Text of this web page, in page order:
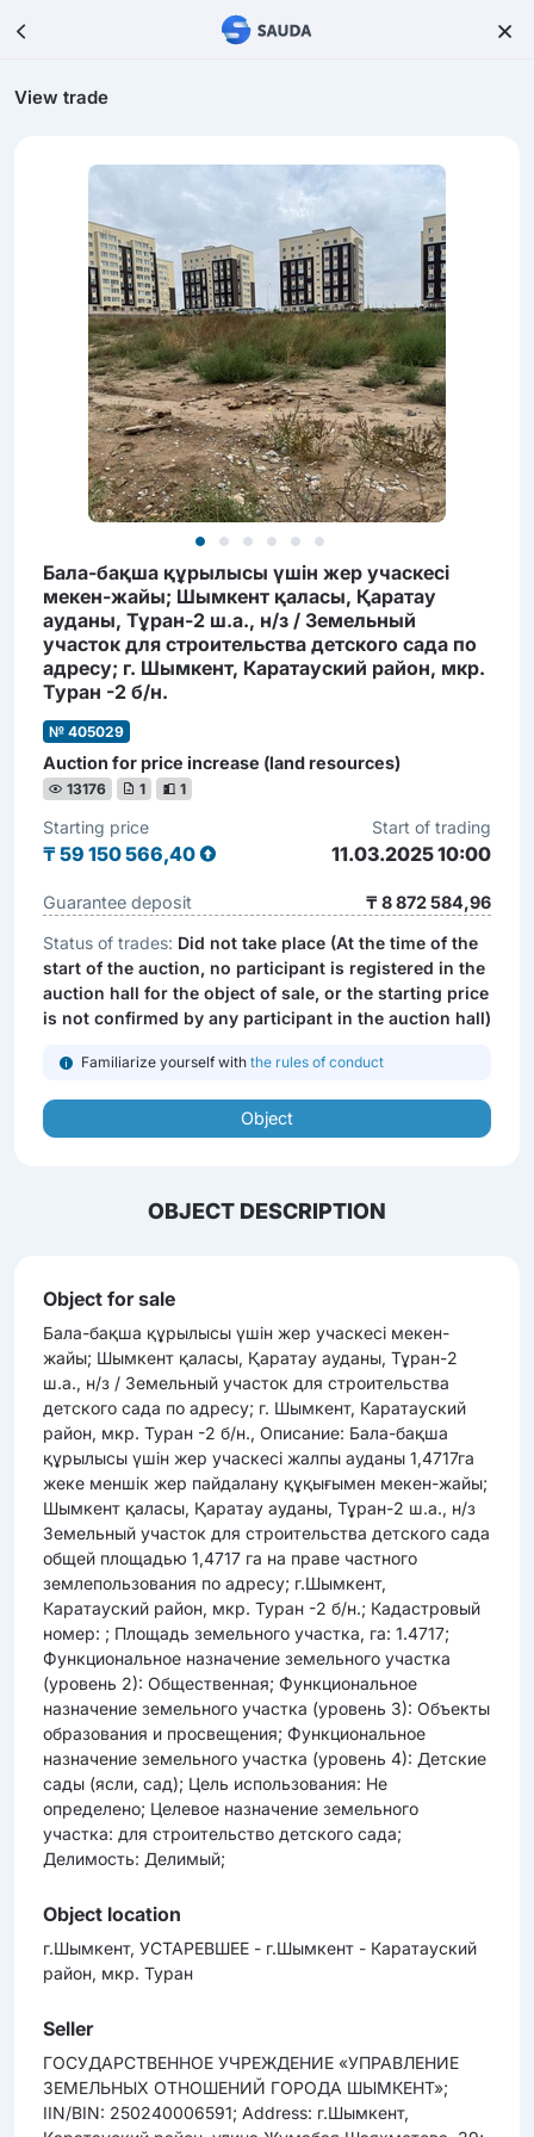
View trade
Бала-бақша құрылысы үшін жер учаскесі
мекен-жайы; Шымкент қаласы, Қаратау
ауданы, Тұран-2 ш.а., н/з / Земельный
участок для строительства детского сада по
адресу; г. Шымкент, Каратауский район, мкр.
Туран -2 б/н.
№ 405029
Auction for price increase (land resources)
13176 1 1
Starting price
₸ 59 150 566,40
Start of trading
11.03.2025 10:00
Guarantee deposit
₸ 8 872 584,96
Status of trades: Did not take place (At the time of the
start of the auction, no participant is registered in the
auction hall for the object of sale, or the starting price
is not confirmed by any participant in the auction hall)
Familiarize yourself with the rules of conduct
Object
OBJECT DESCRIPTION
Object for sale
Бала-бақша құрылысы үшін жер учаскесі мекен-
жайы; Шымкент қаласы, Қаратау ауданы, Тұран-2
ш.а., н/з / Земельный участок для строительства
детского сада по адресу; г. Шымкент, Каратауский
район, мкр. Туран -2 б/н., Описание: Бала-бақша
құрылысы үшін жер учаскесі жалпы ауданы 1,4717га
жеке меншік жер пайдалану құқығымен мекен-жайы;
Шымкент қаласы, Қаратау ауданы, Тұран-2 ш.а., н/з
Земельный участок для строительства детского сада
общей площадью 1,4717 га на праве частного
землепользования по адресу; г.Шымкент,
Каратауский район, мкр. Туран -2 б/н.; Кадастровый
номер: ; Площадь земельного участка, га: 1.4717;
Функциональное назначение земельного участка
(уровень 2): Общественная; Функциональное
назначение земельного участка (уровень 3): Объекты
образования и просвещения; Функциональное
назначение земельного участка (уровень 4): Детские
сады (ясли, сад); Цель использования: Не
определено; Целевое назначение земельного
участка: для строительство детского сада;
Делимость: Делимый;
Object location
г.Шымкент, УСТАРЕВШЕЕ - г.Шымкент - Каратауский
район, мкр. Туран
Seller
ГОСУДАРСТВЕННОЕ УЧРЕЖДЕНИЕ «УПРАВЛЕНИЕ
ЗЕМЕЛЬНЫХ ОТНОШЕНИЙ ГОРОДА ШЫМКЕНТ»;
IIN/BIN: 250240006591; Address: г.Шымкент,